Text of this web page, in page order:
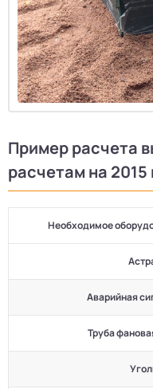
Пример расчета
расчетам на 2015
Необходимое
Аварийная
Труба